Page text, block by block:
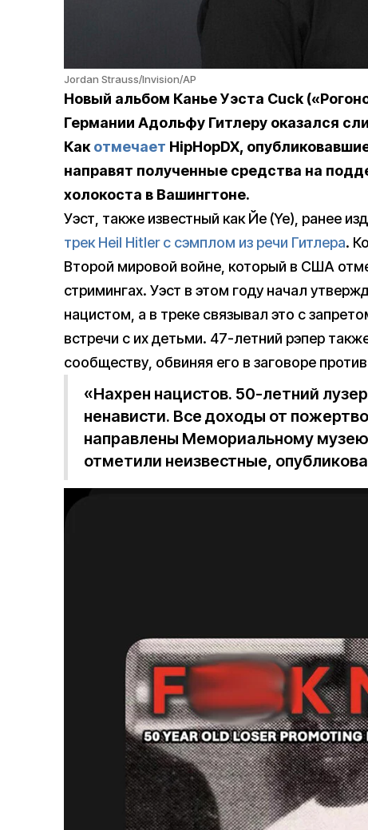
Jordan Strauss/Invision/AP
Новый альбом Канье Уэста Сuck
Германии Адольфу Гитлеру оказался
Какотмечает HipHopDX,
направят полученные средства на
холокоста в Вашингтоне.
Уэст, также известный как Йе (Ye), ранее
трек Heil Hitler с сэмплом из речи Гитлера.
Второй мировой войне, который в США
стримингах. Уэст в этом году начал
нацистом, а в треке связывал это с
встречи с их детьми. 47-летний рэпер
сообществу, обвиняя его в заговоре
«Нахрен нацистов. 50-летний
ненависти. Все доходы от
направлены Мемориальному
отметили неизвестные,